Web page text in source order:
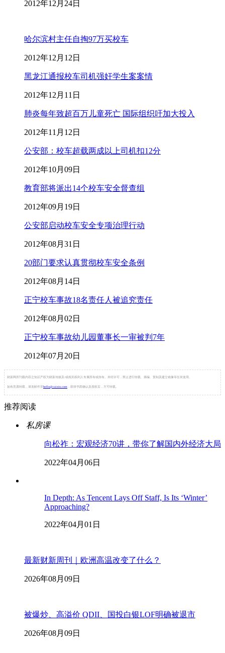
2012年12月24日
哈尔滨村主任自掏97万买校车
2012年12月12日
黑龙江通报校车司机强奸学生案案情
2012年12月11日
肺炎每年致超百万儿童死亡 国际组织吁加大投入
2012年11月12日
公安部：校车超载两成以上司机扣12分
2012年10月09日
教育部将派出14个校车安全督查组
2012年09月19日
公安部启动校车安全专项治理行动
2012年08月31日
20部门要求认真贯彻校车安全条例
2012年08月14日
正宁校车事故18名责任人被追究责任
2012年08月02日
正宁校车事故幼儿园董事长一审被判7年
2012年07月20日
财新网所刊载内容之知识产权为财新传媒及/或相关权利人专属所有或持有。未经许可，禁止进行转载、摘编、复制及建立镜像等任何使用。
如有意愿转载，请发邮件至 hello@caixin.com ，获得书面确认及授权后，方可转载。
推荐阅读
私房课
向松祚：宏观经济70讲，带你了解国内外经济大局
2022年04月06日
In Depth: As Tencent Lays Off Staff, Is Its ‘Winter’
Approaching?
2022年04月01日
最新财新周刊｜欧洲高温改变了什么？
2026年08月09日
被爆炒、高溢价 QDII、国投白银LOF明确被退市
2026年08月09日